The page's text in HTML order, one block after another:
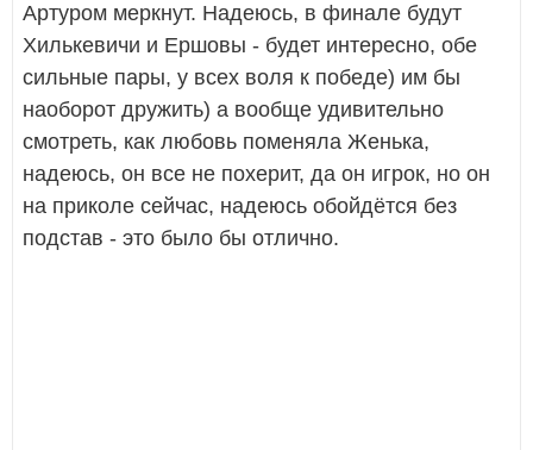
Артуром меркнут. Надеюсь, в финале будут
Хилькевичи и Ершовы - будет интересно, обе
сильные пары, у всех воля к победе) им бы
наоборот дружить) а вообще удивительно
смотреть, как любовь поменяла Женька,
надеюсь, он все не похерит, да он игрок, но он
на приколе сейчас, надеюсь обойдётся без
подстав - это было бы отлично.